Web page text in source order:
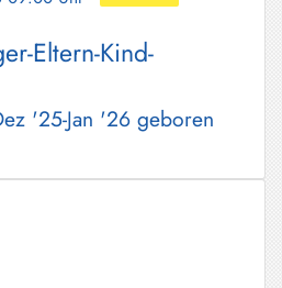
Eltern-Kind-
'25-Jan '26 geboren